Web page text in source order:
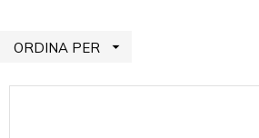
ORDINA PER 